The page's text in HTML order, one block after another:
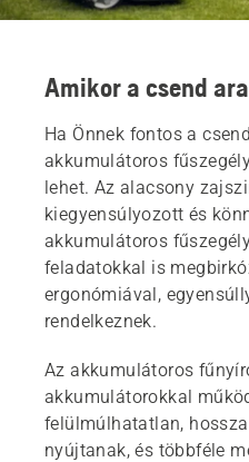
Amikor a csend
Ha Önnek fontos a
akkumulátoros
lehet. Az alacsony
kiegyensúlyozott és
akkumulátoros
feladatokkal is
ergonómiával,
rendelkeznek.
Az akkumulátoros
akkumulátorokkal
felülmúlhatatlan,
nyújtanak, és többféle